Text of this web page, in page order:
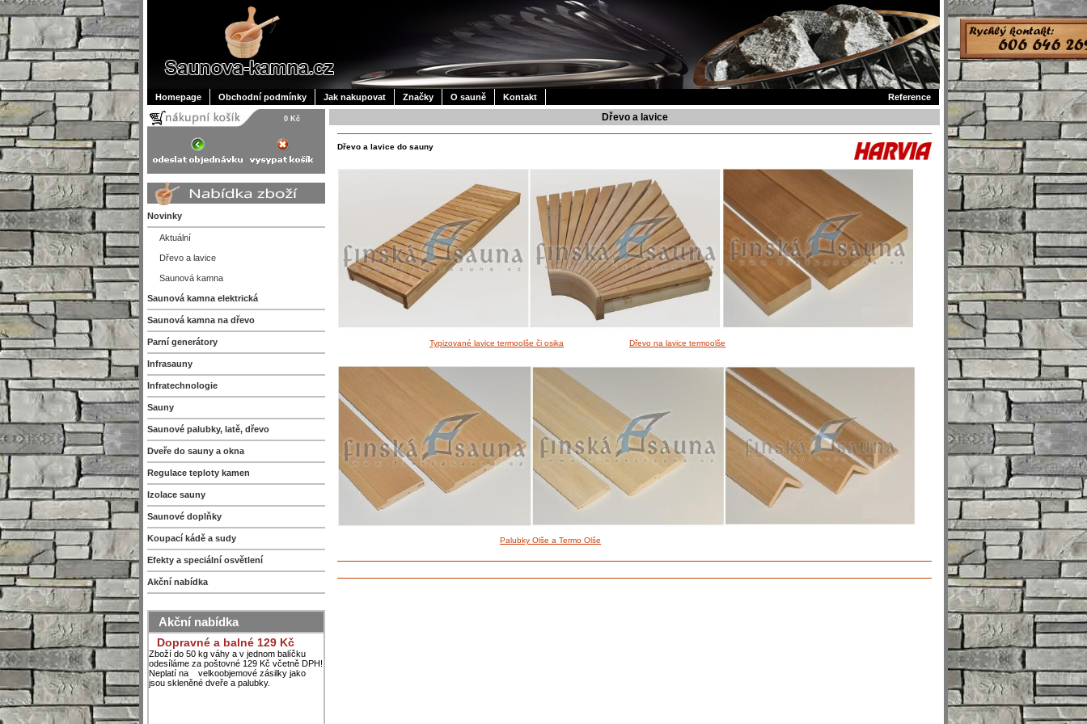
Homepage Obchodní podmínky Jak nakupovat Značky O sauně Kontakt Reference
0 Kč
Novinky
Aktuální
Dřevo a lavice
Saunová kamna
Saunová kamna elektrická
Saunová kamna na dřevo
Parní generátory
Infrasauny
Infratechnologie
Sauny
Saunové palubky, latě, dřevo
Dveře do sauny a okna
Regulace teploty kamen
Izolace sauny
Saunové doplňky
Koupací kádě a sudy
Efekty a speciální osvětlení
Akční nabídka
Akční nabídka
Dopravné a balné 129 Kč
Zboží do 50 kg váhy a v jednom balíčku
odesíláme za poštovné 129 Kč včetně DPH!
Neplatí na velkoobjemové zásilky jako
jsou skleněné dveře a palubky.
Dřevo a lavice
Dřevo a lavice do sauny
Typizované lavice termoolše či osika Dřevo na lavice termoolše
Palubky Olše a Termo Olše